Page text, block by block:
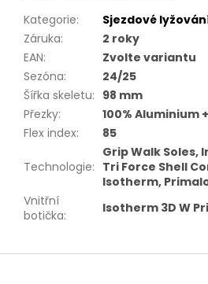
Kategorie:
Sjezdové
Záruka:
2 roky
EAN:
Zvolte variantu
Sezóna:
24/25
Šířka skeletu: 98 mm
Přezky:
100% Aluminium
Flex index: 85
Technologie:
Grip Walk
Tri Force Shell
Isotherm,
Vnitřní
botička: Isotherm 3D W
Z